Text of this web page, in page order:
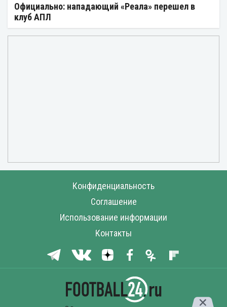
Официально: нападающий «Реала» перешел в
клуб АПЛ
Конфиденциальность
Соглашение
Использование информации
Контакты